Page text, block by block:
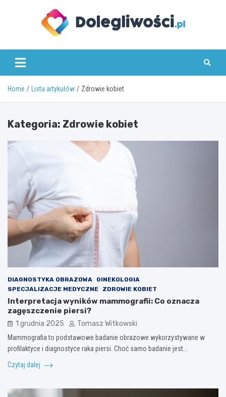
dolegliwosci.pl
Home Lista artykułów Zdrowie kobiet
Kategoria: Zdrowie kobiet
DIAGNOSTYKA OBRAZOWA
GINEKOLOGIA
SPECJALIZACJE MEDYCZNE
ZDROWIE KOBIET
Interpretacja wyników mammografii: Co oznacza
zagęszczenie piersi?
1 grudnia 2025 Tomasz Witkowski
Mammografia to podstawowe badanie obrazowe wykorzystywane w
profilaktyce i diagnostyce raka piersi. Choć samo badanie jest…
Czytaj dalej